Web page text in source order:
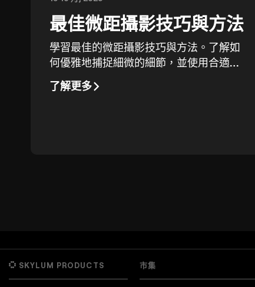
最佳微距攝影技巧與方法
學習最佳的微距攝影技巧與方法。了解如
何優雅地捕捉細微的細節，並使用合適的
軟體進行編輯。
了解更多
SKYLUM PRODUCTS 市集